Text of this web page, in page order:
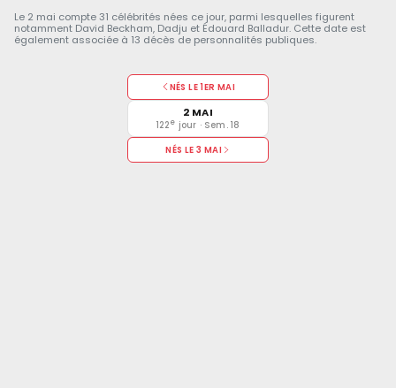
Le 2 mai compte 31 célébrités nées ce jour, parmi lesquelles figurent
notamment David Beckham, Dadju et Édouard Balladur. Cette date est
également associée à 13 décès de personnalités publiques.
NÉS LE 1ER MAI
2 MAI
122e jour · Sem. 18
NÉS LE 3 MAI